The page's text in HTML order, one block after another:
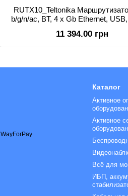
RUTX10_Teltonika
b/g/n/ac, BT, 4 x Gb Ethernet,
11 394.00 грн
Каталог
Активное
Активное
Всё для
ИБП,